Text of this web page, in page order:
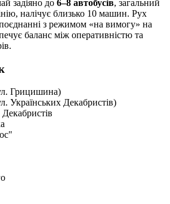
задіяно до 6–8 автобусів, загальний
налічує близько 10 машин. Рух
з режимом «на вимогу» на
баланс між оперативністю та
Грицишина)
Українських Декабристів)